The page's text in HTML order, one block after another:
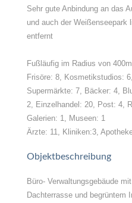
Sehr gute Anbindung an das
und auch der Weißenseepark
entfernt
Fußläufig im Radius von
Frisöre: 8, Kosmetikstudios:
Supermärkte: 7, Bäcker: 4,
2, Einzelhandel: 20, Post: 4,
Galerien: 1, Museen: 1
Ärzte: 11, Kliniken:3,
Objektbeschreibung
Büro- Verwaltungsgebäude
Dachterrasse und begrüntem